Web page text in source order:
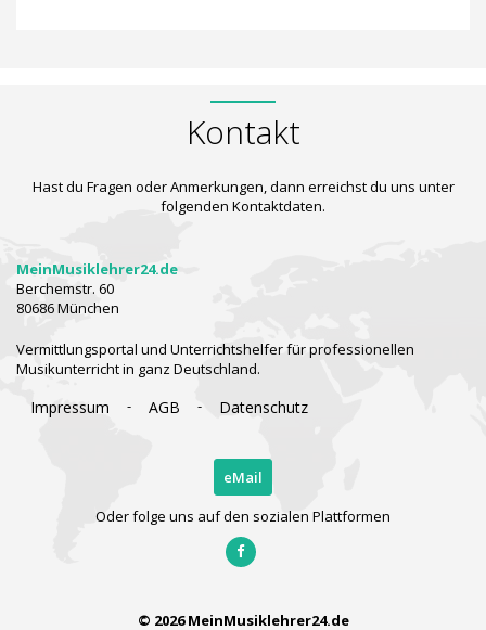
Kontakt
Hast du Fragen oder Anmerkungen, dann erreichst du uns unter
folgenden Kontaktdaten.
MeinMusiklehrer24.de
Berchemstr. 60
80686 München
Vermittlungsportal und Unterrichtshelfer für professionellen
Musikunterricht in ganz Deutschland.
Impressum - AGB - Datenschutz
eMail
Oder folge uns auf den sozialen Plattformen
© 2026 MeinMusiklehrer24.de